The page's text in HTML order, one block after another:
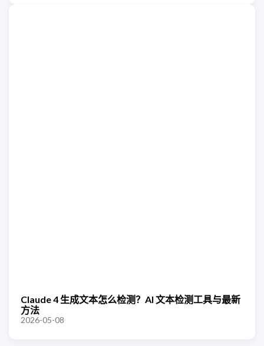
Claude 4 生成文本怎么检测？AI 文本检测工具与最新
方法
2026-05-08